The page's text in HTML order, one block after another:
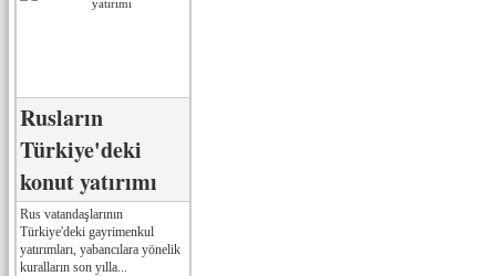
Rusların
Türkiye'deki
konut yatırımı
Rus vatandaşlarının
Türkiye'deki gayrimenkul
yatırımları, yabancılara yönelik
kuralların son yılla...